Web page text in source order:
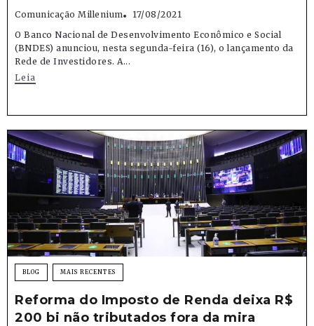
Comunicação Millenium
17/08/2021
O Banco Nacional de Desenvolvimento Econômico e Social
(BNDES) anunciou, nesta segunda-feira (16), o lançamento da
Rede de Investidores. A...
Leia
BLOG MAIS RECENTES
Reforma do Imposto de Renda deixa R$
200 bi não tributados fora da mira